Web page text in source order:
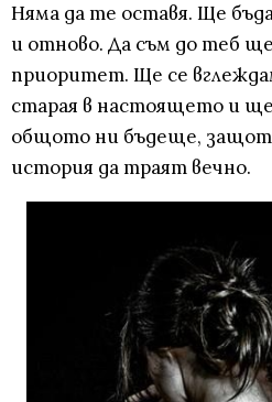
Няма да те оставя. Ще
и отново. Да съм до теб
приоритет. Ще се
старая в настоящето и
общото ни бъдеще,
история да траят вечно.